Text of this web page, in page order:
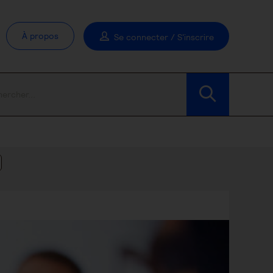
À propos Se connecter / S'inscrire